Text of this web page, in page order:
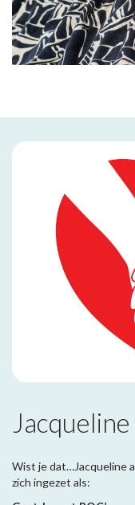
Wist je dat…Jacqueline
zich ingezet als: